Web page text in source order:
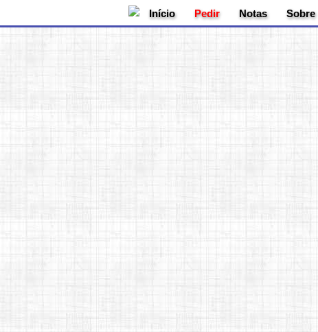
Início Pedir Notas Sobre